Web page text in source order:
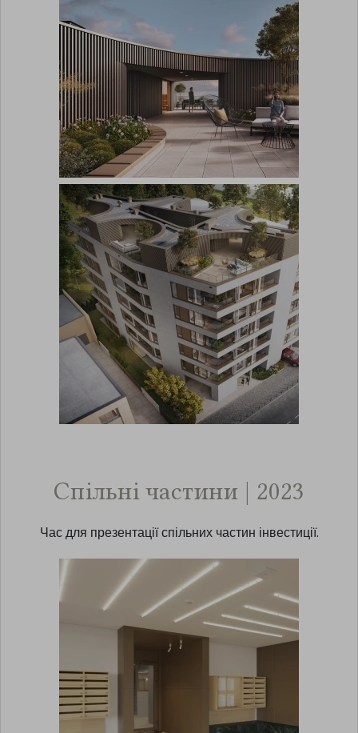
Спільні частини | 2023
Час для презентації спільних частин інвестиції.